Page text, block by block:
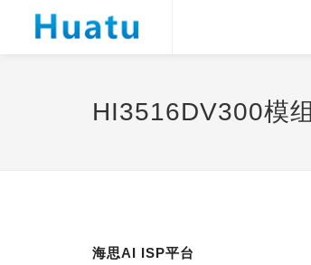
HI3516DV300模组
海思AI ISP平台